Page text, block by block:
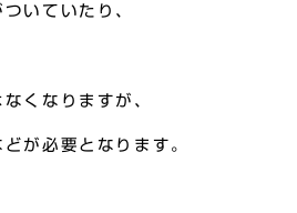
いていたり、
くなりますが、
が必要となります。